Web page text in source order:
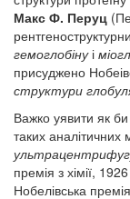
Макс Ф. Перуц
гемоглобінуі
присуджено
структури
Важко уявити як би
таких аналітичних
премія з хімії,
Нобелівська